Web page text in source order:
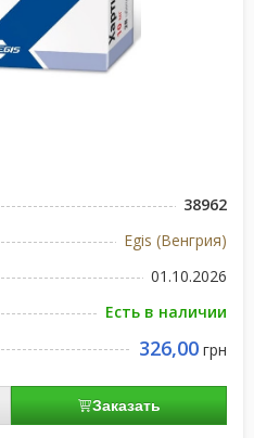
38962
Egis (Венгрия)
01.10.2026
Есть в наличии
326,00 грн
Заказать